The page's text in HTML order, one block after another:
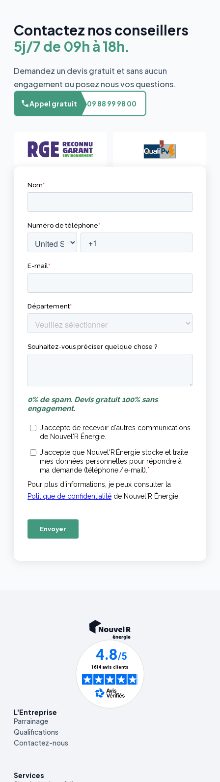
Contactez nos conseillers
5j/7 de 09h à 18h.
Demandez un devis gratuit et sans aucun
engagement ou posez nous vos questions.
Appel gratuit 09 88 99 98 00
L'Entreprise
Parrainage
Qualifications
Contactez-nous
Services